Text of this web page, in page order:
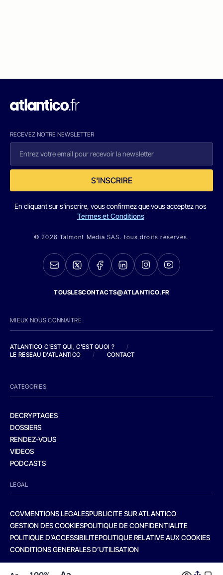
RECEVEZ NOTRE NEWSLETTER
S'INSCRIRE
En cliquant sur s'inscrire, vous confirmez que vous acceptez nos
Termes et Conditions
© 2026 Talmont Media SAS. tous droits réservés.
TOUSLESCONTACTS@ATLANTICO.FR
MIEUX NOUS CONNAITRE
ATLANTICO C'EST QUI, C'EST QUOI ?
/
LE RESEAU D'ATLANTICO
/ CONTACT
CATEGORIES
DECRYPTAGES
DOSSIERS
RENDEZ-VOUS
VIDEOS
PODCASTS
LEGAL
CGVMENTIONS LEGALESPUBLICITE SUR ATLANTICO
GESTION DES COOKIESPOLITIQUE DE CONFIDENTIALITE
POLITIQUE D’ACCESSIBILITEPOLITIQUE RELATIVE AUX COOKIES
CONDITIONS GENERALES D’UTILISATION